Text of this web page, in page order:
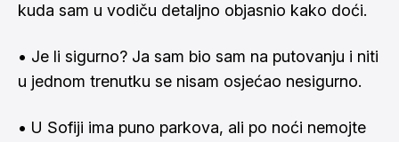
kuda sam u vodiču detaljno objasnio kako doći.
• Je li sigurno? Ja sam bio sam na putovanju i niti
u jednom trenutku se nisam osjećao nesigurno.
• U Sofiji ima puno parkova, ali po noći nemojte